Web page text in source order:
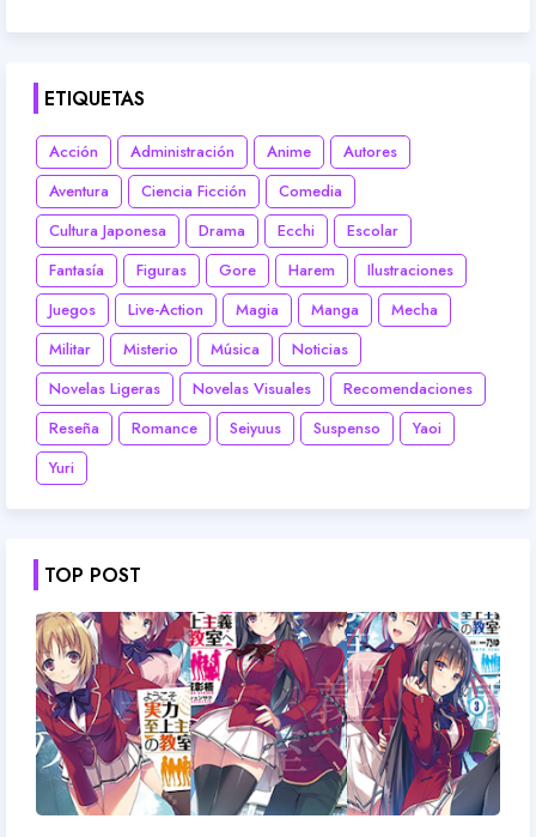
ETIQUETAS
Acción Administración Anime
Autores
Aventura
Ciencia Ficción
Comedia
Cultura Japonesa
Drama Ecchi
Escolar
Fantasía
Figuras Gore Harem
Ilustraciones
Juegos
Live-Action Magia Manga
Mecha
Militar
Misterio Música
Noticias
Novelas Ligeras
Novelas Visuales
Recomendaciones
Reseña
Romance Seiyuus Suspenso
Yaoi
Yuri
TOP POST